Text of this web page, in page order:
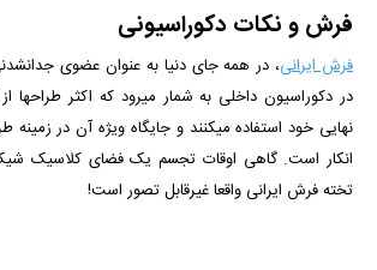
فرش و نکات دکوراسیونی
فرش ایرانی، در همه جای دنیا به عنوان عضوی
در دکوراسیون داخلی به شمار میرود که اکثر طراح­ها
نهایی خود استفاده می­کنند و جایگاه ویژه آن در زمینه
انکار است. گاهی اوقات تجسم یک فضای کلاسیک
تخته فرش ایرانی واقعا غیرقابل تصور است!